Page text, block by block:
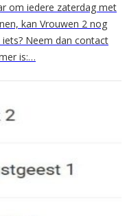
om iedere zaterdag met
kan Vrouwen 2 nog
Neem dan contact
is:…